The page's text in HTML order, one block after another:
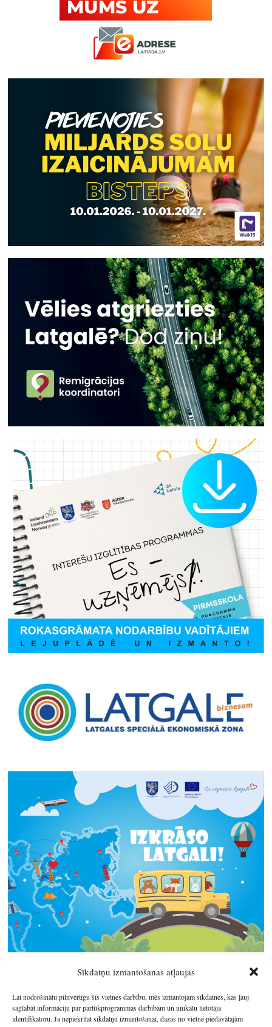
Sīkdatņu izmantošanas atļaujas
Lai nodrošinātu pilnvērtīgu šīs vietnes darbību, mēs izmantojam sīkdatnes, kas ļauj
saglabāt informāciju par pārlūkprogrammas darbībām un unikālu lietotāja
identifikatoru. Ja nepiekrītat sīkdatņu izmantošanai, dažas no vietnē piedāvātajām